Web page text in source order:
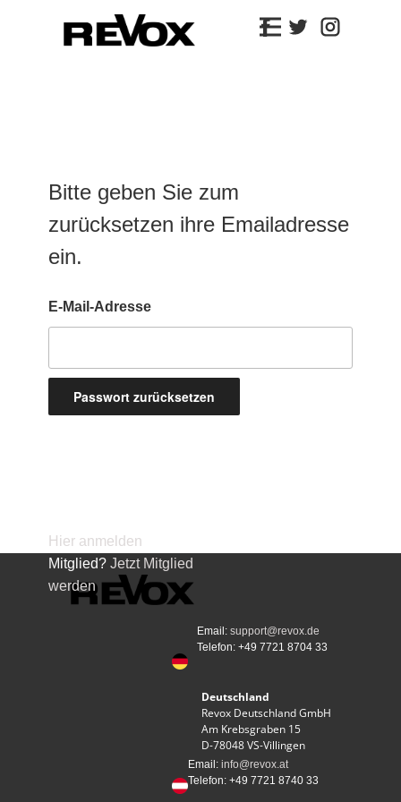
Bitte geben Sie zum
zurücksetzen ihre Emailadresse
ein.
E-Mail-Adresse
Email: info@revox.at
Telefon: ​+49 7721 8740 33
Email: support@revox.de
Telefon: +49 7721 8704 33
Hier anmelden
Mitglied? Jetzt Mitglied
werden
Deutschland
Revox Deutschland GmbH
Am Krebsgraben 15
D-78048 VS-Villingen